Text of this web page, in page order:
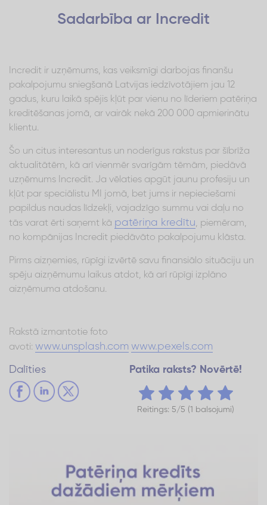
Sadarbība ar Incredit
Incredit ir uzņēmums, kas veiksmīgi darbojas finanšu
pakalpojumu sniegšanā Latvijas iedzīvotājiem jau 12
gadus, kuru laikā spējis kļūt par vienu no līderiem patēriņa
kreditēšanas jomā, ar vairāk nekā 200 000 apmierinātu
klientu.
Šo un citus interesantus un noderīgus rakstus par šībrīža
aktualitātēm, kā arī vienmēr svarīgām tēmām, piedāvā
uzņēmums Incredit. Ja vēlaties apgūt jaunu profesiju un
kļūt par speciālistu MI jomā, bet jums ir nepieciešami
papildus naudas līdzekļi, vajadzīgo summu vai daļu no
tās varat ērti saņemt kā patēriņa kredītu, piemēram,
no kompānijas Incredit piedāvāto pakalpojumu klāsta.
Pirms aizņemies, rūpīgi izvērtē savu finansiālo situāciju un
spēju aizņēmumu laikus atdot, kā arī rūpīgi izplāno
aizņēmuma atdošanu.
Rakstā izmantotie foto
avoti: www.unsplash.com www.pexels.com
Dalīties Patika raksts? Novērtē!
Reitings: 5/5 (1 balsojumi)